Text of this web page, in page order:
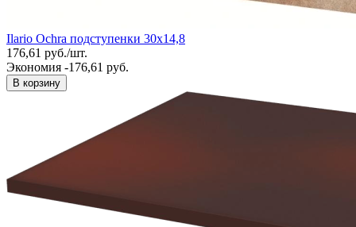
Ilario Ochra подступенки 30х14,8
176,61 руб./шт.
Экономия -176,61 руб.
В корзину